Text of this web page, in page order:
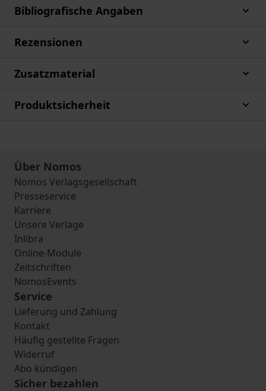
Bibliografische Angaben
Rezensionen
Zusatzmaterial
Produktsicherheit
Über Nomos
Nomos Verlagsgesellschaft
Presseservice
Karriere
Unsere Verlage
Inlibra
Online-Module
Zeitschriften
NomosEvents
Service
Lieferung und Zahlung
Kontakt
Häufig gestellte Fragen
Widerruf
Abo kündigen
Sicher bezahlen